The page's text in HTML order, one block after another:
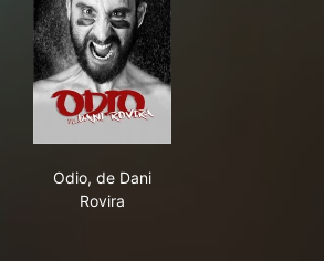
Odio, de Dani
Rovira